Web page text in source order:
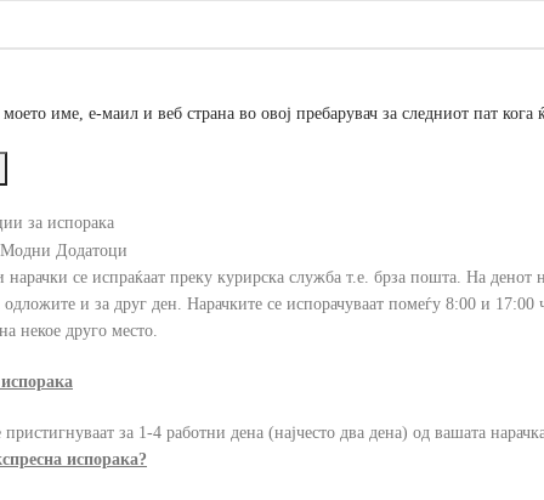
моето име, е-маил и веб страна во овој пребарувач за следниот пат кога
за испорака
се испраќаат преку курирска служба т.е. брза пошта. На денот
и за друг ден. Нарачките се испорачуваат помеѓу 8:00 и 17:00
некое друго место.
пристигнуваат за 1-4 работни дена (најчесто два дена) од вашата
испорака?